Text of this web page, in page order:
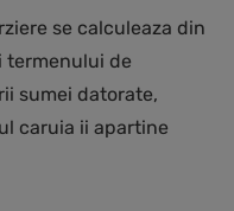
se calculeaza din
termenului de
sumei datorate,
caruia ii apartine